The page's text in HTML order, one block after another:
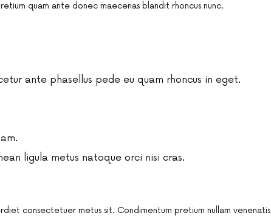
quam ante donec maecenas blandit rhoncus nunc.
ante phasellus pede eu quam rhoncus in eget.
ligula metus natoque orci nisi cras.
consectetuer metus sit. Condimentum pretium nullam venenatis